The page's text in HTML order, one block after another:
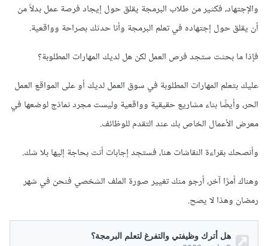
والإجتهاد، فكثير من طلاب البرمجة يقلق حول إيجاد فرصة عمل بدلاً من
أن يقلق حول إجتهاده في تعلم البرمجة وأنا حدثك بصراحة وواقعية.
فإذا ما بحثت ستجد فرص العمل لكن هل لديك المهارات المطلوبة؟
عليك بتعلم المهارات المطلوبة في سوق العمل لديك أو على المواقع العمل
الحر، وأيضًا بناء مشاريع حقيقية وواقعية وليست مجرد نماذج لوضعها في
معرض الأعمال الخاص بك عند التقدم للوظائف.
وأنصحك بقراءة النقاشات هنا، فستجد إجابات أنت بحاجة إليها بلا شك.
وهناك أمرًا آخر، أرجو منك تغيير صورة الملف الشخصي فنحن في شهر
رمضان وهذا لا يصح.